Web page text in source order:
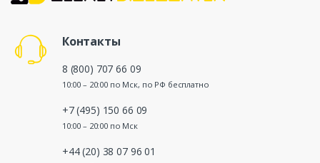
Контакты
8 (800) 707 66 09
10:00 – 20:00 по Мск, по РФ бесплатно
+7 (495) 150 66 09
10:00 – 20:00 по Мск
+44 (20) 38 07 96 01